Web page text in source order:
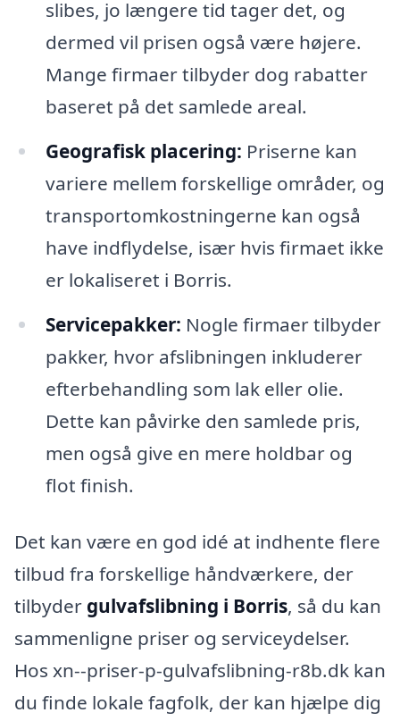
slibes, jo længere tid tager det, og
dermed vil prisen også være højere.
Mange firmaer tilbyder dog rabatter
baseret på det samlede areal.
Geografisk placering: Priserne kan
variere mellem forskellige områder, og
transportomkostningerne kan også
have indflydelse, især hvis firmaet ikke
er lokaliseret i Borris.
Servicepakker: Nogle firmaer tilbyder
pakker, hvor afslibningen inkluderer
efterbehandling som lak eller olie.
Dette kan påvirke den samlede pris,
men også give en mere holdbar og
flot finish.
Det kan være en god idé at indhente flere
tilbud fra forskellige håndværkere, der
tilbyder gulvafslibning i Borris, så du kan
sammenligne priser og serviceydelser.
Hos xn--priser-p-gulvafslibning-r8b.dk kan
du finde lokale fagfolk, der kan hjælpe dig